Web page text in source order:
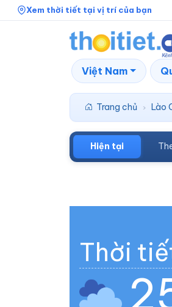
Xem thời tiết tại vị trí của bạn
Việt Nam
Trang chủ › Lào
Hiện tại
Thời